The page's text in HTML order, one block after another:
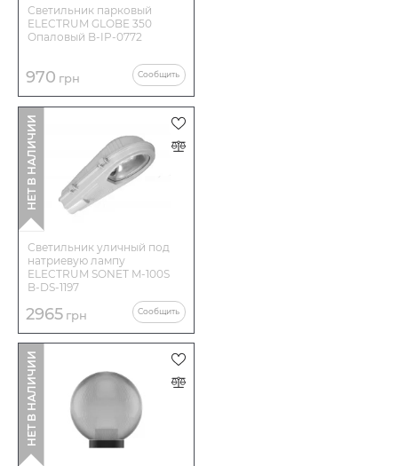
Светильник парковый
ELECTRUM GLOBE 350
Опаловый B-IP-0772
970 грн Сообщить
Светильник уличный под
натриевую лампу
ELECTRUM SONET M-100S
B-DS-1197
2965 грн Сообщить
НЕТ В НАЛИЧИИ
НЕТ В НАЛИЧИИ